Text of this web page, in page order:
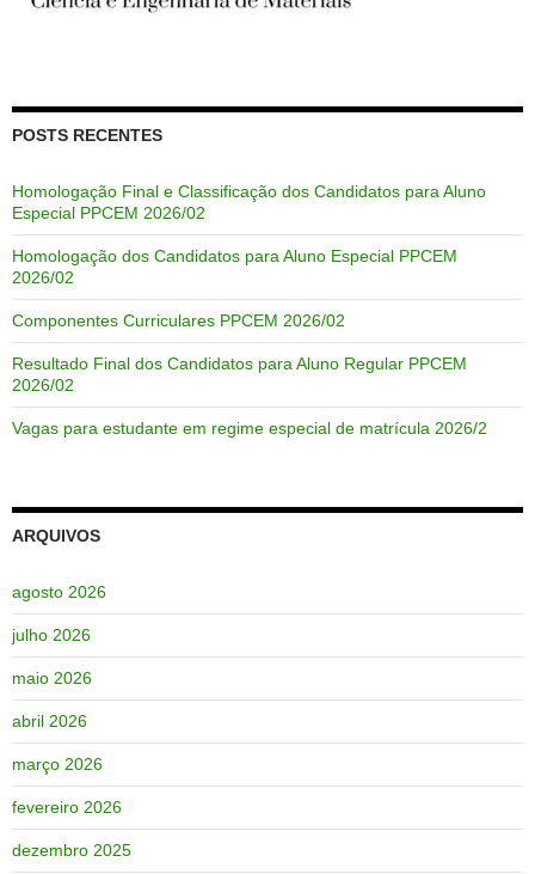
POSTS RECENTES
Homologação Final e Classificação dos Candidatos para Aluno
Especial PPCEM 2026/02
Homologação dos Candidatos para Aluno Especial PPCEM
2026/02
Componentes Curriculares PPCEM 2026/02
Resultado Final dos Candidatos para Aluno Regular PPCEM
2026/02
Vagas para estudante em regime especial de matrícula 2026/2
ARQUIVOS
agosto 2026
julho 2026
maio 2026
abril 2026
março 2026
fevereiro 2026
dezembro 2025